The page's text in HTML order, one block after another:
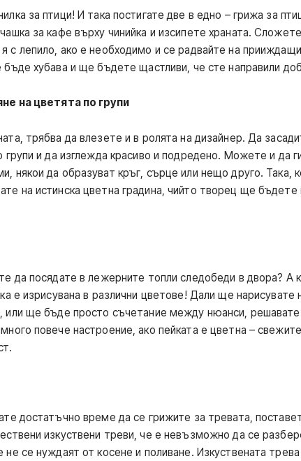
за птици! И така постигате две в едно – грижа за
за кафе върху чинийка и изсипете храната.
с лепило, ако е необходимо и се радвайте на
бъде хубава и ще бъдете щастливи, че сте направили
на цветята по групи
трябва да влезете и в ролята на дизайнер. Да
групи и да изглежда красиво и подредено. Можете и да
някои да образуват кръг, сърце или нещо друго. Така,
на истинска цветна градина, чийто творец ще бъдете
да посядате в лежерните топли следобеди в двора? А
е изрисувана в различни цветове! Дали ще нарисувате
или ще бъде просто съчетание между нюанси,
повече настроение, ако пейката е цветна –
достатъчно време да се грижите за тревата,
изкуствени треви, че е невъзможно да се
се нуждаят от косене и поливане. Изкуствената